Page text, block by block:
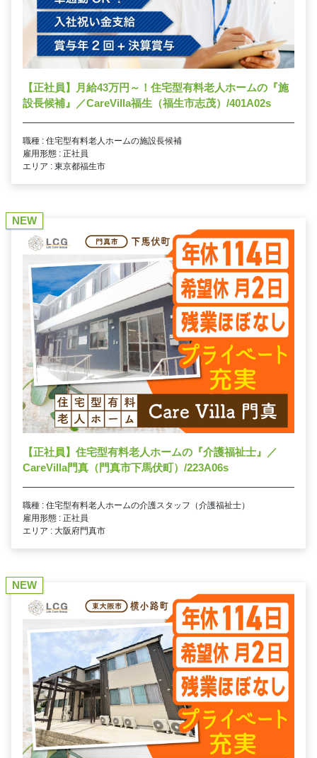
【正社員】月給43万円～！住宅型有料老人ホームの『施
設長候補』／CareVilla福生（福生市志茂）/401A02s
職種 : 住宅型有料老人ホームの施設長候補
雇用形態 : 正社員
エリア : 東京都福生市
NEW
【正社員】住宅型有料老人ホームの『介護福祉士』／
CareVilla門真（門真市下馬伏町）/223A06s
職種 : 住宅型有料老人ホームの介護スタッフ（介護福祉士）
雇用形態 : 正社員
エリア : 大阪府門真市
NEW